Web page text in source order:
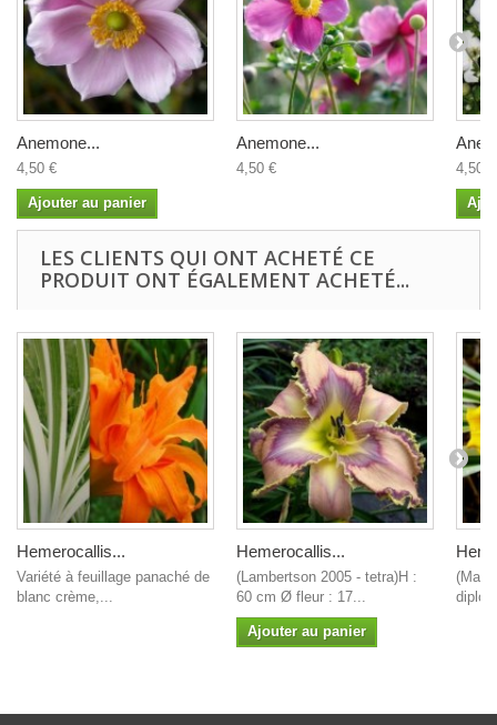
Anemone...
4,50 €
Ajouter au panier
Anemone...
4,50 € 4,50 €
LES CLIENTS QUI ONT ACHETÉ CE
PRODUIT ONT ÉGALEMENT ACHETÉ...
Hemerocallis...
Variété à feuillage panaché de
blanc crème,...
Hemerocallis...
(Lambertson 2005 - tetra)H :
60 cm Ø fleur : 17...
Ajouter au panier